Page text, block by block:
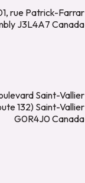
rue Patrick-Farrar
J3L4A7 Canada
Saint-Vallier
132) Saint-Vallier
G0R4J0 Canada